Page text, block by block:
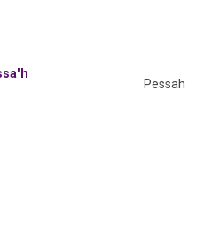
Pessah